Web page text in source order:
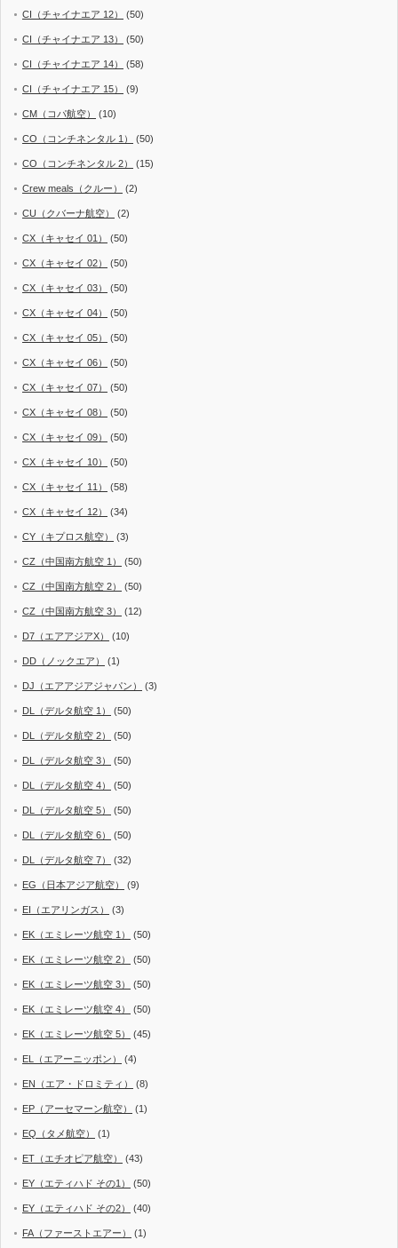
CI（チャイナエア 12） (50)
CI（チャイナエア 13） (50)
CI（チャイナエア 14） (58)
CI（チャイナエア 15） (9)
CM（コパ航空） (10)
CO（コンチネンタル 1） (50)
CO（コンチネンタル 2） (15)
Crew meals（クルー） (2)
CU（クバーナ航空） (2)
CX（キャセイ 01） (50)
CX（キャセイ 02） (50)
CX（キャセイ 03） (50)
CX（キャセイ 04） (50)
CX（キャセイ 05） (50)
CX（キャセイ 06） (50)
CX（キャセイ 07） (50)
CX（キャセイ 08） (50)
CX（キャセイ 09） (50)
CX（キャセイ 10） (50)
CX（キャセイ 11） (58)
CX（キャセイ 12） (34)
CY（キプロス航空） (3)
CZ（中国南方航空 1） (50)
CZ（中国南方航空 2） (50)
CZ（中国南方航空 3） (12)
D7（エアアジアX） (10)
DD（ノックエア） (1)
DJ（エアアジアジャパン） (3)
DL（デルタ航空 1） (50)
DL（デルタ航空 2） (50)
DL（デルタ航空 3） (50)
DL（デルタ航空 4） (50)
DL（デルタ航空 5） (50)
DL（デルタ航空 6） (50)
DL（デルタ航空 7） (32)
EG（日本アジア航空） (9)
EI（エアリンガス） (3)
EK（エミレーツ航空 1） (50)
EK（エミレーツ航空 2） (50)
EK（エミレーツ航空 3） (50)
EK（エミレーツ航空 4） (50)
EK（エミレーツ航空 5） (45)
EL（エアーニッポン） (4)
EN（エア・ドロミティ） (8)
EP（アーセマーン航空） (1)
EQ（タメ航空） (1)
ET（エチオピア航空） (43)
EY（エティハド その1） (50)
EY（エティハド その2） (40)
FA（ファーストエアー） (1)